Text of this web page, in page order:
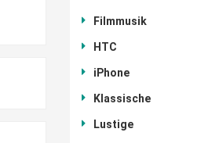
Filmmusik
HTC
iPhone
Klassische
Lustige